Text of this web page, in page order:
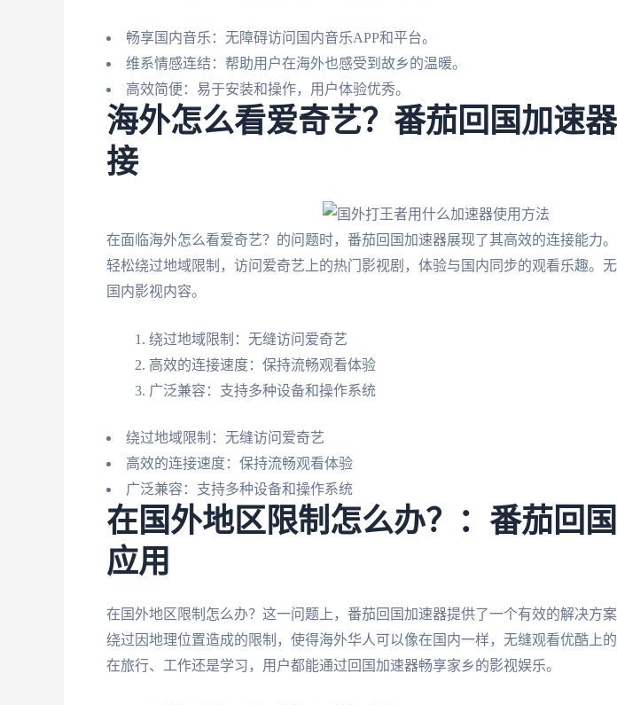
畅享国内音乐：无障碍访问国内音乐APP和平台。
维系情感连结：帮助用户在海外也感受到故乡的温暖。
高效简便：易于安装和操作，用户体验优秀。
海外怎么看爱奇艺？番茄回国加速
接
在面临海外怎么看爱奇艺？的问题时，番茄回国加速器展现了其高效的连接能力
轻松绕过地域限制，访问爱奇艺上的热门影视剧，体验与国内同步的观看乐趣。
国内影视内容。
绕过地域限制：无缝访问爱奇艺
高效的连接速度：保持流畅观看体验
广泛兼容：支持多种设备和操作系统
绕过地域限制：无缝访问爱奇艺
高效的连接速度：保持流畅观看体验
广泛兼容：支持多种设备和操作系统
在国外地区限制怎么办？：番茄回
应用
在国外地区限制怎么办？这一问题上，番茄回国加速器提供了一个有效的解决方
绕过因地理位置造成的限制，使得海外华人可以像在国内一样，无缝观看优酷上
在旅行、工作还是学习，用户都能通过回国加速器畅享家乡的影视娱乐。